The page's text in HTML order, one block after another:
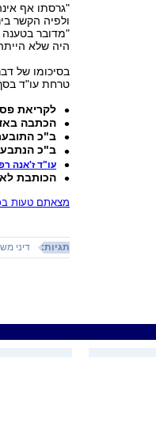
"גרסתו אף
ולפיה הקשר
"מדובר בטענה
היה שלא
טרחת עו"ד בסך 13 אלף
לקריאת
הכתבה
ב"כ
ב"כ
עו"ד ז'אנה
הכותבת לא
מצאתם טעות
תגיות: דיני